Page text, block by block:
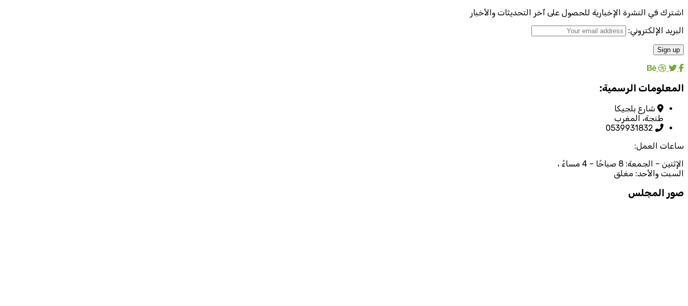
اشترك في النشرة الإخبارية للحصول على آخر التحديثات والأخبار
البريد الإلكتروني:
المعلومات الرسمية:
شارع بلجيكا
طنجة، المغرب
0539931832
ساعات العمل:
الإثنين – الجمعة: 8 صباحًا – 4 مساءً ،
السبت والأحد: مغلق
صور المجلس